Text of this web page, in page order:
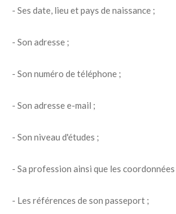
- Ses date, lieu et pays de naissance ;
- Son adresse ;
- Son numéro de téléphone ;
- Son adresse e-mail ;
- Son niveau d'études ;
- Sa profession ainsi que les
- Les références de son passeport ;